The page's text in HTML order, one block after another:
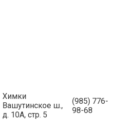
Химки
Вашутинское ш.,
д. 10А, стр. 5
(985) 776-
98-68